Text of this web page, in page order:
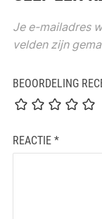
Je e-mailadres
velden zijn
BEOORDELING
REACTIE *